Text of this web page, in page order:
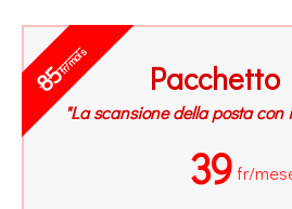
Pacchetto
"La scansione della posta con
39 fr/
85fr/mois